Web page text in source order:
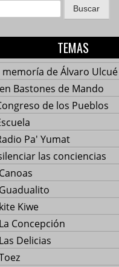
TEMAS
memoría de Álvaro Ulcué
Bastones de Mando
de los Pueblos
Pa' Yumat
las conciencias
Kiwe
Concepción
Delicias